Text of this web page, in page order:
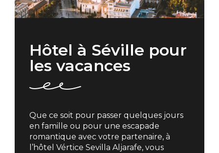
Hôtel à Séville pour
les vacances
Que ce soit pour passer quelques jours
en famille ou pour une escapade
romantique avec votre partenaire, à
l’hôtel Vértice Sevilla Aljarafe, vous